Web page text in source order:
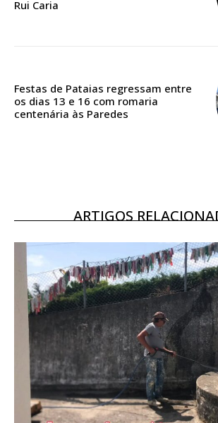
Escolha o plano
16€
12 meses
Acesso ao conteúdo online
Acesso aos conteúdos Exclusivos
assinantes
Ofertas para assinatura anual
Escolha o plano
Rui Caria
Festas de Pataias regressam entre
os dias 13 e 16 com romaria
centenária às Paredes
ARTIGOS